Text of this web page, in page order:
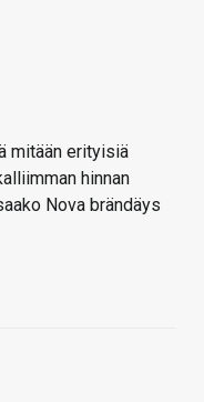
mitään erityisiä
hinnan
Nova brändäys